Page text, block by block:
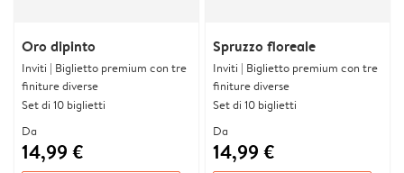
Oro dipinto
Inviti | Biglietto premium con tre
finiture diverse
Set di 10 biglietti
Da
14,99 €
Spruzzo floreale
Inviti | Biglietto premium con tre
finiture diverse
Set di 10 biglietti
Da
14,99 €